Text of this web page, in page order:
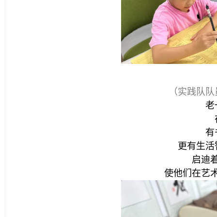
（实践队
老
有
更有生
启迪
使他们在艺